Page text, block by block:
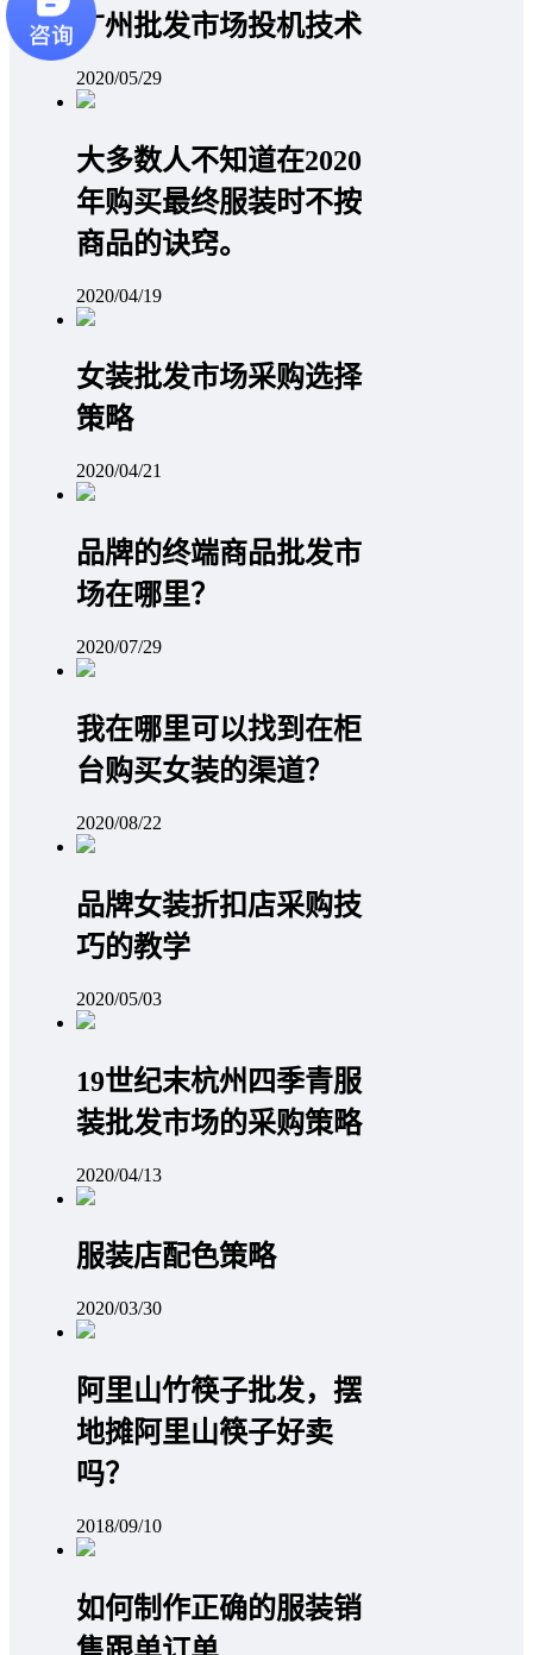
广州批发市场投机技术
2020/05/29
大多数人不知道在2020
年购买最终服装时不按
商品的诀窍。
2020/04/19
女装批发市场采购选择
策略
2020/04/21
品牌的终端商品批发市
场在哪里？
2020/07/29
我在哪里可以找到在柜
台购买女装的渠道？
2020/08/22
品牌女装折扣店采购技
巧的教学
2020/05/03
19世纪末杭州四季青服
装批发市场的采购策略
2020/04/13
服装店配色策略
2020/03/30
阿里山竹筷子批发，摆
地摊阿里山筷子好卖
吗？
2018/09/10
如何制作正确的服装销